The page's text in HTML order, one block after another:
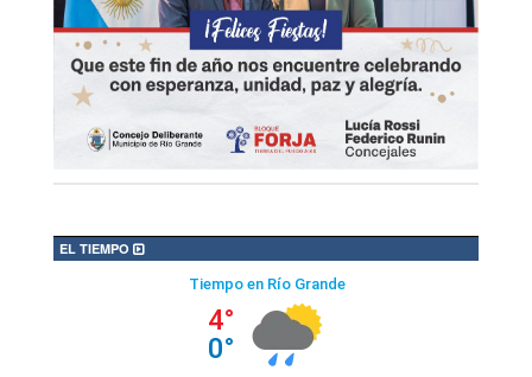
EL TIEMPO